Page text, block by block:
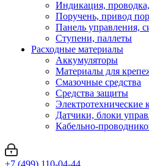
Индикация, проводка,
Поручень, привод
Панель управления,
Ступени, паллеты
Расходные материалы
Аккумуляторы
Материалы для
Смазочные средства
Средства защиты
Электротехнические
Датчики, блоки
Кабельно-
+7 (499) 110-04-44